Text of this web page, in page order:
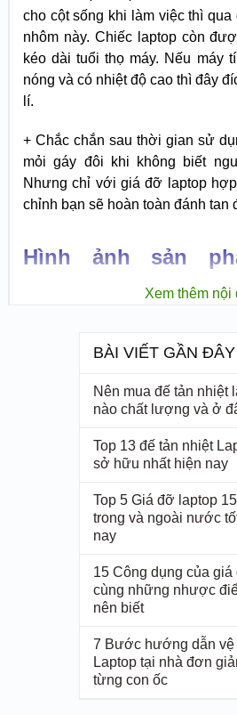
cho cột sống khi làm việc thì
nhôm này. Chiếc laptop còn
kéo dài tuổi thọ máy. Nếu máy
nóng và có nhiệt độ cao thì đây
lí.
+ Chắc chắn sau thời gian sử
mỏi gáy đôi khi không biết
Nhưng chỉ với giá đỡ laptop
chỉnh bạn sẽ hoàn toàn đánh tan
Hình ảnh sản
Laptop hợp kim
nấc điều chỉnh
Xem thêm nội
BÀI VIẾT GẦN ĐÂY
Nên mua đế tản nhiệt
nào chất lượng và ở
Top 13 đế tản nhiệt
sở hữu nhất hiện nay
Top 5 Giá đỡ laptop
trong và ngoài nước
nay
15 Công dụng của
cùng những nhược
nên biết
7 Bước hướng dẫn vệ
Laptop tại nhà đơn
từng con ốc